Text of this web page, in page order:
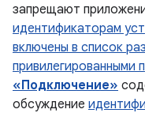
запрещают
идентификаторам
включены в список
привилегированными
«Подключение»
обсуждение